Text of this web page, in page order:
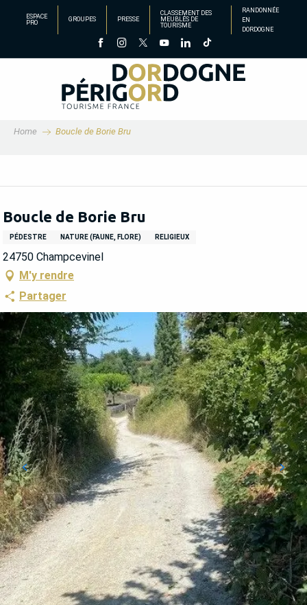
principal
ESPACE
PRO
GROUPES PRESSE
CLASSEMENT DES
MEUBLÉS DE
TOURISME
RANDONNÉE
EN
DORDOGNE
Home Boucle de Borie Bru
Boucle de Borie Bru
PÉDESTRE NATURE (FAUNE, FLORE) RELIGIEUX
24750 Champcevinel
M'y rendre
Partager